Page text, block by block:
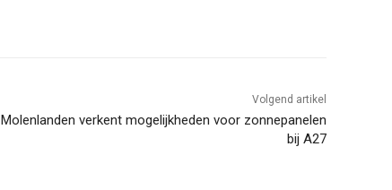
Volgend artikel
Molenlanden verkent mogelijkheden voor zonnepanelen
bij A27